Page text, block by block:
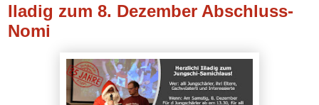
Iladig zum 8. Dezember Abschluss-
Nomi